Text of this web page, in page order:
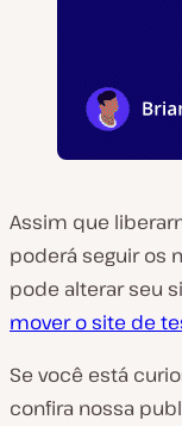
Assim que
poderá seguir os
pode alterar seu
mover o site de
Se você está
confira nossa